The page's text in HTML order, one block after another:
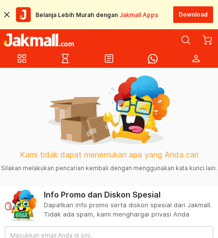
Belanja Lebih Murah dengan Jakmall Apps Download
grid_view hourglass_empty article person
Kami tidak dapat menemukan apa yang Anda cari
Silakan melakukan pencarian kembali dengan menggunakan kata kunci lain.
Info Promo dan Diskon Spesial
Dapatkan info promo serta diskon spesial dari Jakmall.
Tidak ada spam, kami menghargai privasi Anda